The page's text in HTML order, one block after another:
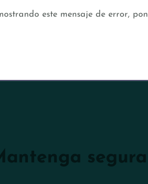
este mensaje de error,